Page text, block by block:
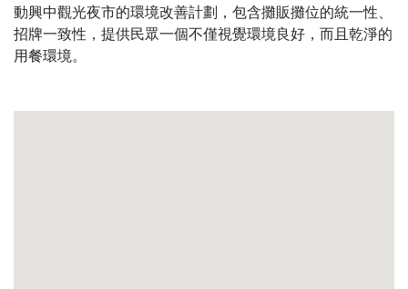
動興中觀光夜市的環境改善計劃，包含攤販攤位的統一性、
招牌一致性，提供民眾一個不僅視覺環境良好，而且乾淨的
用餐環境。